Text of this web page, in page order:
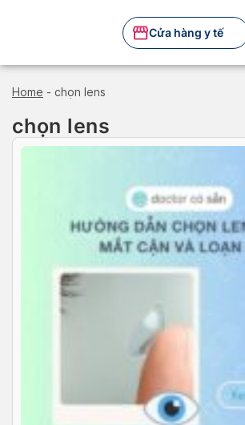
Cửa hàng y tế
Home - chọn lens
chọn lens